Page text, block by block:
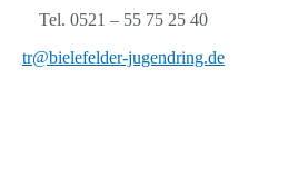
Tel. 0521 – 55 75 25 40
tr@bielefelder-jugendring.de